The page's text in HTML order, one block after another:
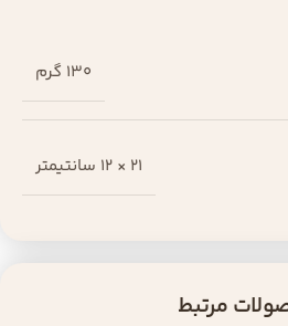
130 گرم
21 × 12 سانتیمتر
مرتبط